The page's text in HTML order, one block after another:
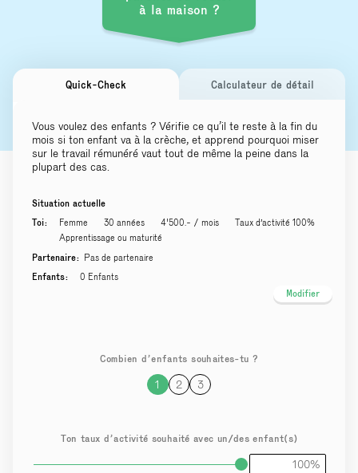
à la maison ?
Quick-Check Calculateur de détail
Vous voulez des enfants ? Vérifie ce qu’il te reste à la fin du
mois si ton enfant va à la crèche, et apprend pourquoi miser
sur le travail rémunéré vaut tout de même la peine dans la
plupart des cas.
Situation actuelle
Toi:
Femme 30 années 4'500.- / mois
Taux d’activité 100%
Apprentissage ou maturité
Partenaire: Pas de partenaire
Enfants:
0 Enfants
Modifier
Combien d’enfants souhaites-tu ?
1 2 3
Ton taux d’activité souhaité avec un/des enfant(s)